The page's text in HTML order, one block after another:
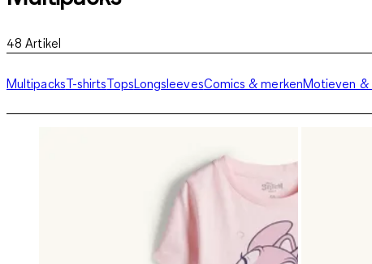
48 Artikel
MultipacksT-shirtsTopsLongsleevesComics & merkenMotieven &